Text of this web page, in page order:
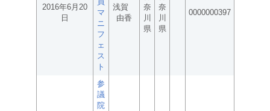
2016年6月20
日
マ
ニ
フ
ェ
ス
ト
浅賀
由香
奈
川
県
奈
川
県
0000000397
参
議
院